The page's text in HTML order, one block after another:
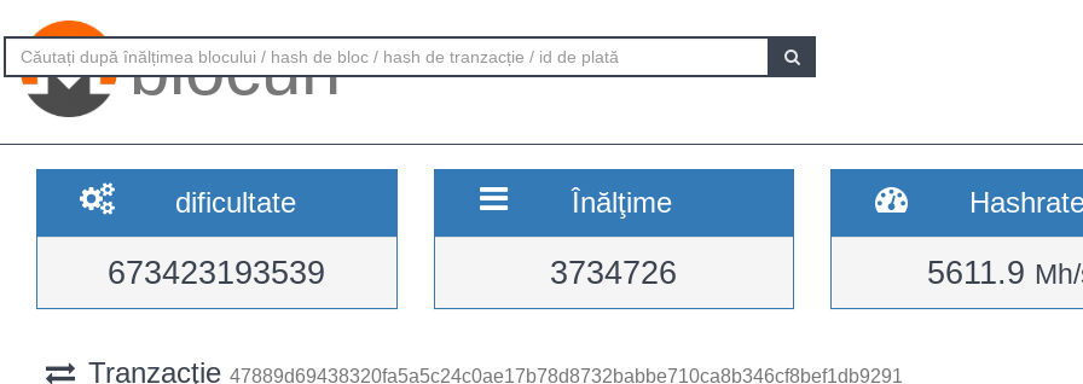
blocuri
dificultate
673423193539
Înălţime
3734726 5611.9
Tranzacţie 47889d69438320fa5a5c24c0ae17b78d8732babbe710ca8b346cf8bef1db9291